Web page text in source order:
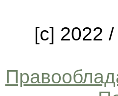
[c] 2022